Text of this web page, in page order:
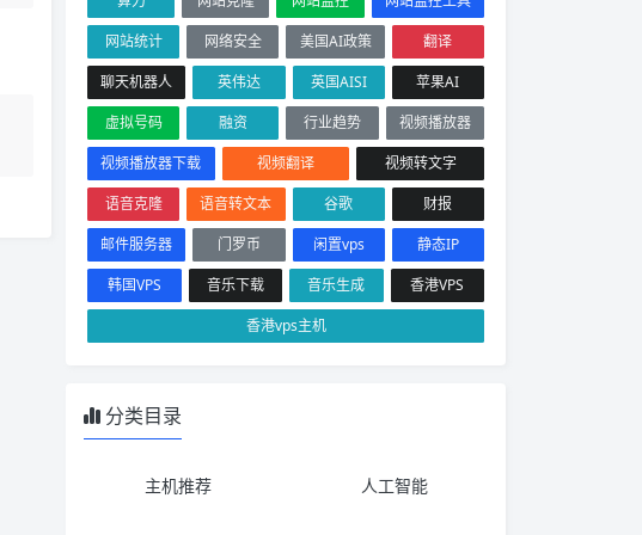
网站统计
网络安全 美国AI政策
翻译
聊天机器人
英伟达 英国AISI
苹果AI
虚拟号码
融资 行业趋势
视频播放器
视频播放器下载
视频翻译
视频转文字
语音克隆
语音转文本 谷歌
财报
邮件服务器
门罗币 闲置vps
静态IP
韩国VPS
音乐下载 音乐生成
香港VPS
香港vps主机
分类目录
主机推荐 人工智能